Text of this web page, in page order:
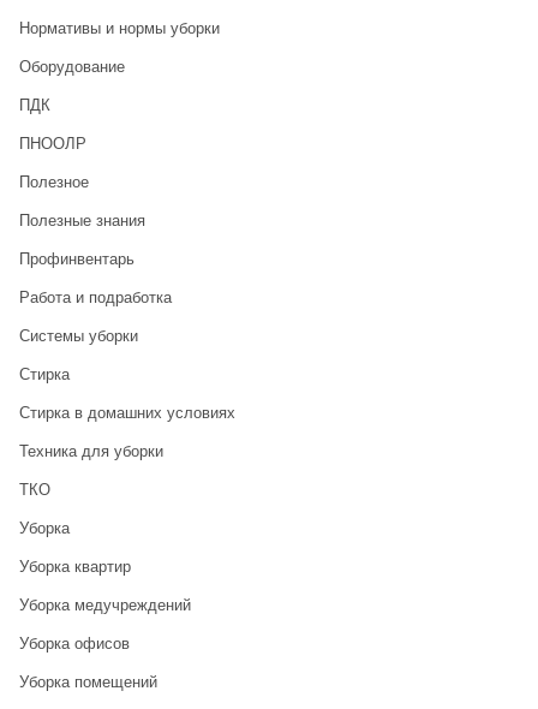
Нормативы и нормы уборки
Оборудование
ПДК
ПНООЛР
Полезное
Полезные знания
Профинвентарь
Работа и подработка
Системы уборки
Стирка
Стирка в домашних условиях
Техника для уборки
ТКО
Уборка
Уборка квартир
Уборка медучреждений
Уборка офисов
Уборка помещений